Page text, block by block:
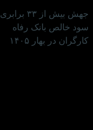
جهش بیش از ۳۳ برابری
سود خالص بانک رفاه
کارگران در بهار ۱۴۰۵